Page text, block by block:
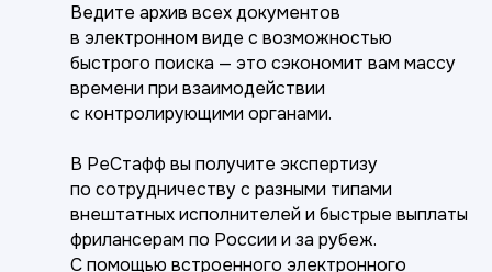
Ведите архив всех документов
в электронном виде с возможностью
быстрого поиска — это сэкономит вам массу
времени при взаимодействии
с контролирующими органами.
В РеСтафф вы получите экспертизу
по сотрудничеству с разными типами
внештатных исполнителей и быстрые выплаты
фрилансерам по России и за рубеж.
С помощью встроенного электронного